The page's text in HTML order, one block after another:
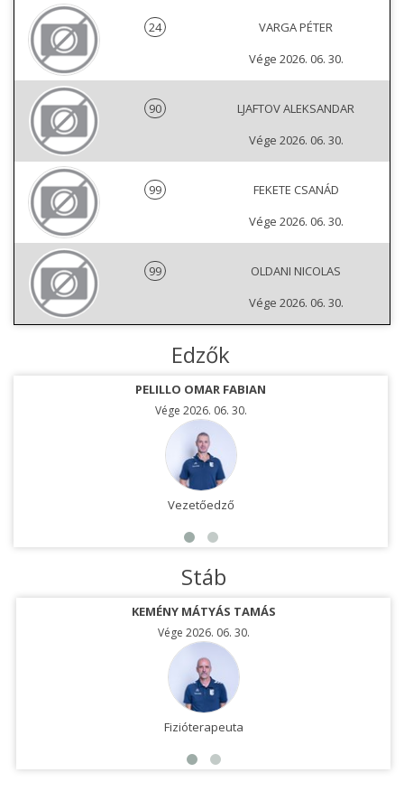
24
VARGA PÉTER
Vége 2026. 06. 30.
90
LJAFTOV ALEKSANDAR
Vége 2026. 06. 30.
99
FEKETE CSANÁD
Vége 2026. 06. 30.
99
OLDANI NICOLAS
Vége 2026. 06. 30.
Edzők
PELILLO OMAR FABIAN
Vége 2026. 06. 30.
Vezetőedző
Stáb
KEMÉNY MÁTYÁS TAMÁS
Vége 2026. 06. 30.
Fizióterapeuta